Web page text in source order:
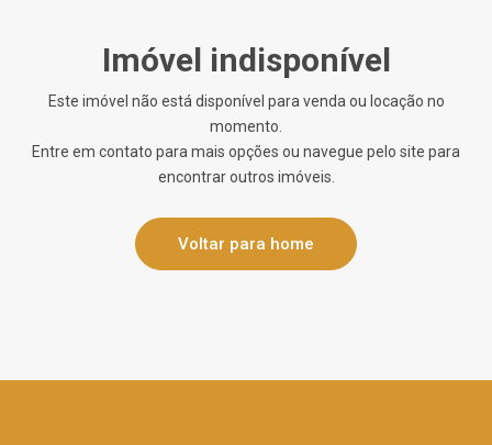
Imóvel indisponível
Este imóvel não está disponível para venda ou locação no
momento.
Entre em contato para mais opções ou navegue pelo site para
encontrar outros imóveis.
Voltar para home